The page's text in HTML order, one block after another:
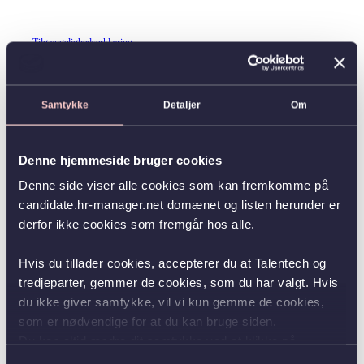
Samtykke Detaljer Om
Denne hjemmeside bruger cookies
Denne side viser alle cookies som kan fremkomme på
candidate.hr-manager.net domænet og listen herunder er
derfor ikke cookies som fremgår hos alle.
Hvis du tillader cookies, accepterer du at Talentech og
tredjeparter, gemmer de cookies, som du har valgt. Hvis
du ikke giver samtykke, vil vi kun gemme de cookies,
som er nødvendige for at du kan bruge siden.
Tilgængelighedserklæring